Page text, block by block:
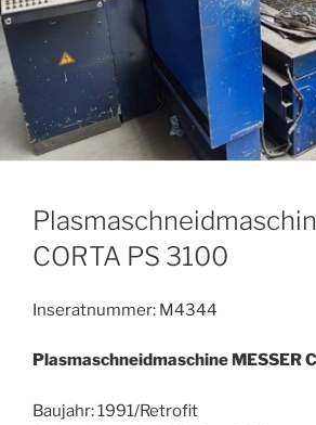
CORTA PS 3100
Inseratnummer: M4344
Plasmaschneidmaschine MESSER
Baujahr: 1991/Retrofit